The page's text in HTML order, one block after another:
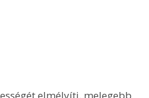
elmélyíti, melegebb